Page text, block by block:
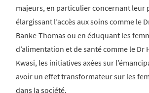
majeurs, en particulier concernant leur
élargissant l’accès aux soins comme le
Banke-Thomas ou en éduquant les
d’alimentation et de santé comme le Dr
Kwasi, les initiatives axées sur
avoir un effet transformateur sur les
dans la société.